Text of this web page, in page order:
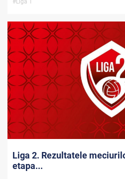
Liga 2. Rezultatele
etapa...